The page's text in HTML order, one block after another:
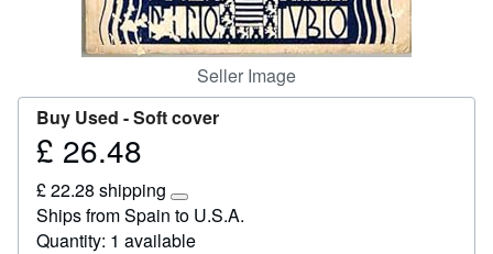
Seller Image
Buy Used -Soft cover
Price
26.48
£ 26.48
£ 22.28 shipping
Learn
more
about
Ships from Spain to U.S.A.
Quantity: 1 available